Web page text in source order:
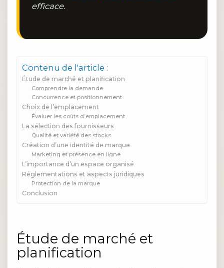
efficace.
Contenu de l'article :
Étude de marché et planification
Comprendre la demande
Concurrence et positionnement
Choix de l’emplacement
Évaluer les coûts d’emplacement
La sélection des fournisseurs
Qualité et variété des stocks
Création d’une identité de marque
Marketing et présence en ligne
L’importance d’un espace organisé
Réglementations et aspects juridiques
Protection de la marque
Conclusion
Étude de marché et
planification